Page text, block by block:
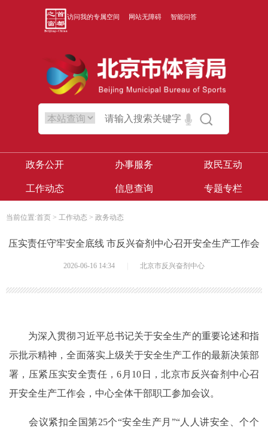
访问我的专属空间 网站无障碍 智能问答
政务公开 办事服务 政民互动
工作动态 信息查询 专题专栏
当前位置:首页 > 工作动态 > 政务动态
压实责任守牢安全底线 市反兴奋剂中心召开安全生产工作会
2026-06-16 14:34 北京市反兴奋剂中心
为深入贯彻习近平总书记关于安全生产的重要论述和指
示批示精神，全面落实上级关于安全生产工作的最新决策部
署，压紧压实安全责任，6月10日，北京市反兴奋剂中心召
开安全生产工作会，中心全体干部职工参加会议。
会议紧扣全国第25个“安全生产月”“人人讲安全、个个